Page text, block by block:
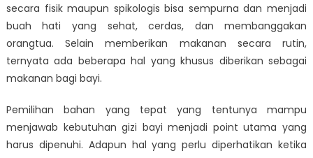
secara fisik maupun spikologis bisa sempurna dan menjadi
buah hati yang sehat, cerdas, dan membanggakan
orangtua. Selain memberikan makanan secara rutin,
ternyata ada beberapa hal yang khusus diberikan sebagai
makanan bagi bayi.
Pemilihan bahan yang tepat yang tentunya mampu
menjawab kebutuhan gizi bayi menjadi point utama yang
harus dipenuhi. Adapun hal yang perlu diperhatikan ketika